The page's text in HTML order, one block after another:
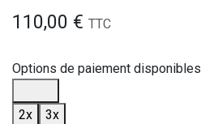
110,00 € TTC
Options de paiement disponibles
2x
3x